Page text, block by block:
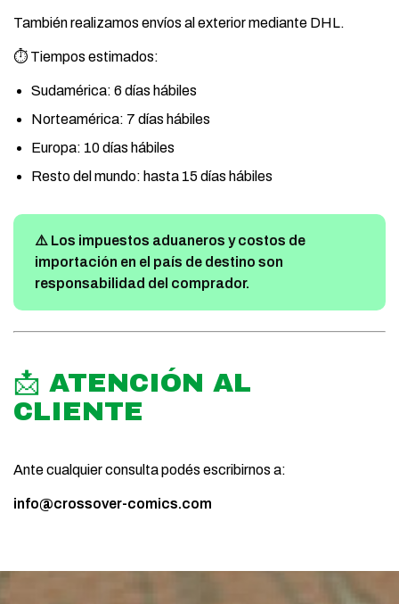
También realizamos envíos al exterior mediante DHL.
⏱️ Tiempos estimados:
Sudamérica: 6 días hábiles
Norteamérica: 7 días hábiles
Europa: 10 días hábiles
Resto del mundo: hasta 15 días hábiles
⚠️ Los impuestos aduaneros y costos de
importación en el país de destino son
responsabilidad del comprador.
📩 ATENCIÓN AL
CLIENTE
Ante cualquier consulta podés escribirnos a:
info@crossover-comics.com